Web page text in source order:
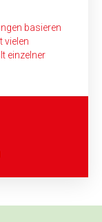
basieren
vielen
einzelner